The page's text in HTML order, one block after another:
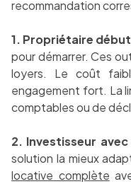
recommandation
1. Propriétaire
pour démarrer. Ces
loyers. Le coût
engagement fort. La
comptables ou de
2. Investisseur avec
solution la mieux
locative complète